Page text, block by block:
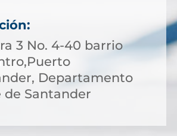
3 No. 4-40 barrio
Departamento
de Santander